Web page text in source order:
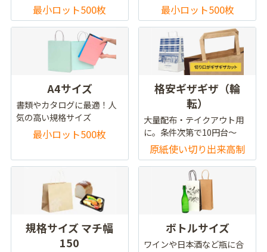
最小ロット500枚 最小ロット500枚
A4サイズ
書類やカタログに最適！人
気の高い規格サイズ
最小ロット500枚
格安ギザギザ（輪
転）
大量配布・テイクアウト用
に。条件次第で10円台～
原紙使い切り出来高制
規格サイズ マチ幅
150
ボトルサイズ
ワインや日本酒など瓶に合